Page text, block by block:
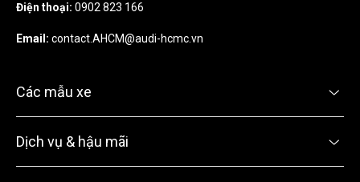
Điện thoại: 0902 823 166
Email: contact.AHCM@audi-hcmc.vn
Các mẫu xe
Dịch vụ & hậu mãi